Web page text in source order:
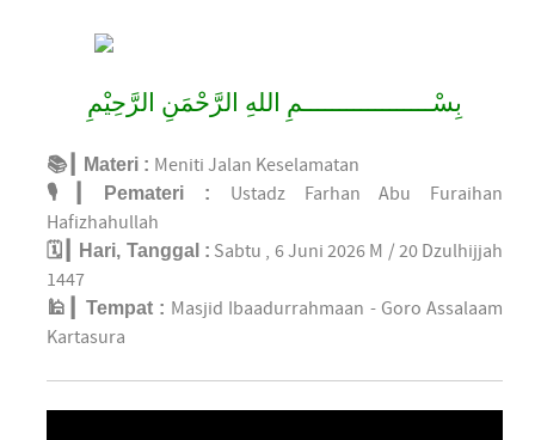
بِسْــــــــــــــــــمِ اللهِ الرَّحْمَنِ الرَّحِيْمِ
📚┃ Materi : Meniti Jalan Keselamatan
🎙┃ Pemateri : Ustadz Farhan Abu Furaihan
Hafizhahullah
🗓️┃ Hari, Tanggal : Sabtu , 6 Juni 2026 M / 20 Dzulhijjah
1447
🕌┃ Tempat : Masjid Ibaadurrahmaan - Goro Assalaam
Kartasura